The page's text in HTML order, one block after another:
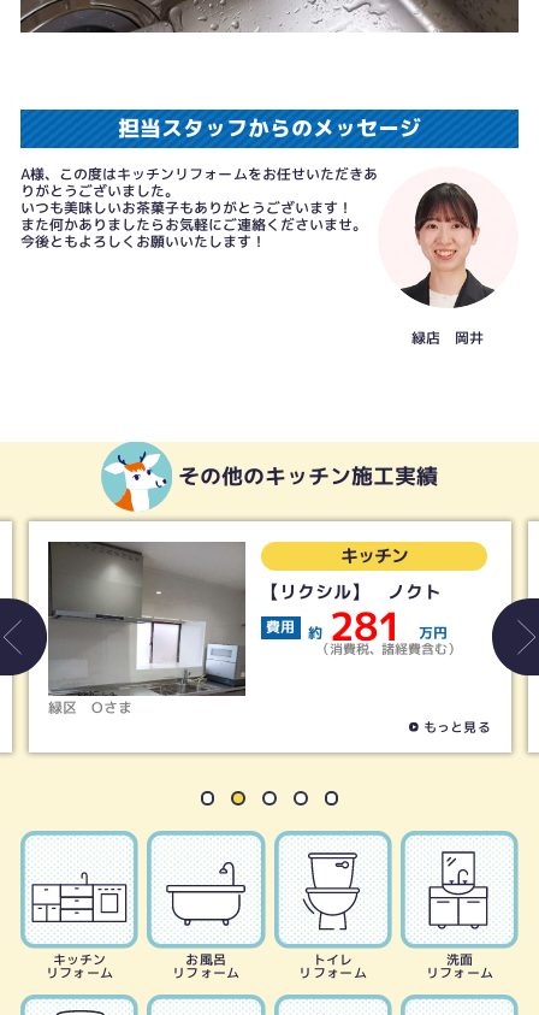
担当スタッフからのメッセージ
A様、この度はキッチンリフォームをお任せいただきあ
りがとうございました。
いつも美味しいお茶菓子もありがとうございます！
また何かありましたらお気軽にご連絡くださいませ。
今後ともよろしくお願いいたします！
緑店 岡井
その他のキッチン施工実績
キッチン
【リクシル】 ノクト
費用 約 281 万円
（消費税、諸経費含む）
キッチン
リフォーム
お風呂
リフォーム
トイレ
リフォーム
洗面
リフォーム